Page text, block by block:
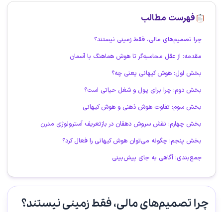
فهرست مطالب
چرا تصمیم‌های مالی، فقط زمینی نیستند؟
مقدمه: از عقل محاسبه‌گر تا هوش هماهنگ با آسمان
بخش اول: هوش کیهانی یعنی چه؟
بخش دوم: چرا برای پول و شغل حیاتی است؟
بخش سوم: تفاوت هوش ذهنی و هوش کیهانی
بخش چهارم: نقش سروش دهقان در بازتعریف آسترولوژی مدرن
بخش پنجم: چگونه می‌توان هوش کیهانی را فعال کرد؟
جمع‌بندی: آگاهی به جای پیش‌بینی
چرا تصمیم‌های مالی، فقط زمینی نیستند؟